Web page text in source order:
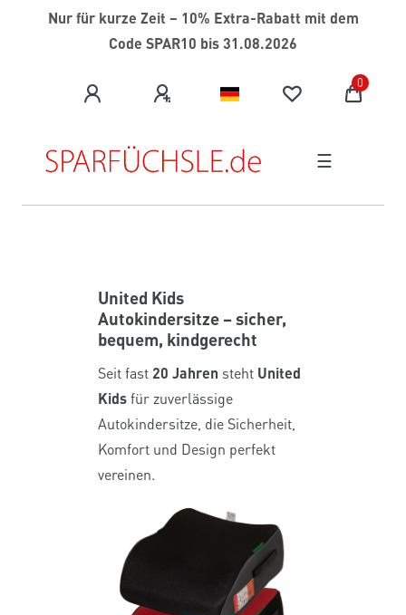
Nur für kurze Zeit – 10% Extra-Rabatt mit dem
Code SPAR10 bis 31.08.2026
0
☰
United Kids
Autokindersitze – sicher,
bequem, kindgerecht
Seit fast 20 Jahren steht United
Kidsfür zuverlässige
Autokindersitze, die Sicherheit,
Komfort und Design perfekt
vereinen.